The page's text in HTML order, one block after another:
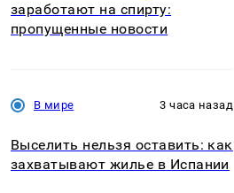
заработают на спирту:
пропущенные новости
В мире 3 часа назад
Выселить нельзя оставить: как
захватывают жилье в Испании